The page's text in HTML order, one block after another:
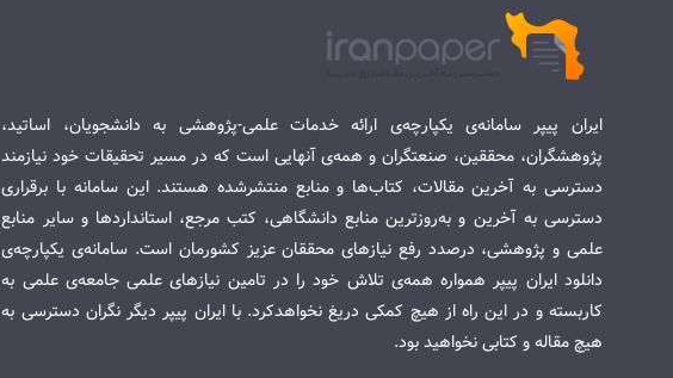
ایران پیپر سامانه‌ی یکپارچه‌ی ارائه خدمات علمی-پژوهشی به دانشجویان، اساتید،
پژوهشگران، محققین، صنعتگران و همه‌ی آنهایی است که در مسیر تحقیقات خود نیازمند
دسترسی به آخرین مقالات، کتاب‌ها و منابع منتشرشده هستند. این سامانه با برقراری
دسترسی به آخرین و به‌روزترین منابع دانشگاهی، کتب مرجع، استانداردها و سایر منابع
علمی و پژوهشی، درصدد رفع نیازهای محققان عزیز کشورمان است. سامانه‌ی یکپارچه‌ی
دانلود ایران پیپر همواره همه‌ی تلاش خود را در تامین نیازهای علمی جامعه‌ی علمی به
کاربسته و در این راه از هیچ کمکی دریغ نخواهدکرد. با ایران پیپر دیگر نگران دسترسی به
هیچ مقاله و کتابی نخواهید بود.